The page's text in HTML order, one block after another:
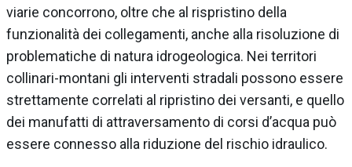
viarie concorrono, oltre che al rispristino della
funzionalità dei collegamenti, anche alla risoluzione di
problematiche di natura idrogeologica. Nei territori
collinari-montani gli interventi stradali possono essere
strettamente correlati al ripristino dei versanti, e quello
dei manufatti di attraversamento di corsi d’acqua può
essere connesso alla riduzione del rischio idraulico.